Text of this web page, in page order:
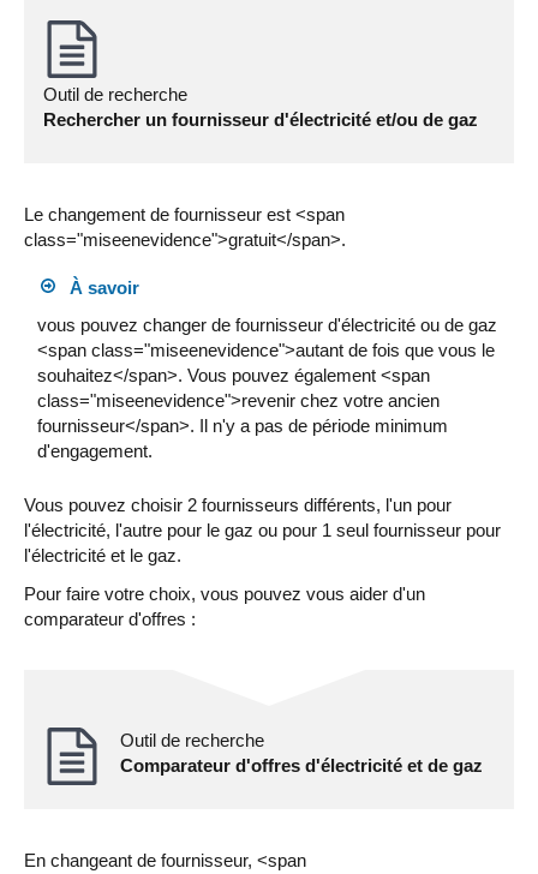
Outil de recherche
Rechercher un fournisseur d'électricité et/ou de gaz
Le changement de fournisseur est <span
class="miseenevidence">gratuit</span>.
À savoir
vous pouvez changer de fournisseur d'électricité ou de gaz
<span class="miseenevidence">autant de fois que vous le
souhaitez</span>. Vous pouvez également <span
class="miseenevidence">revenir chez votre ancien
fournisseur</span>. Il n'y a pas de période minimum
d'engagement.
Vous pouvez choisir 2 fournisseurs différents, l'un pour
l'électricité, l'autre pour le gaz ou pour 1 seul fournisseur pour
l'électricité et le gaz.
Pour faire votre choix, vous pouvez vous aider d'un
comparateur d'offres :
Outil de recherche
Comparateur d'offres d'électricité et de gaz
En changeant de fournisseur, <span